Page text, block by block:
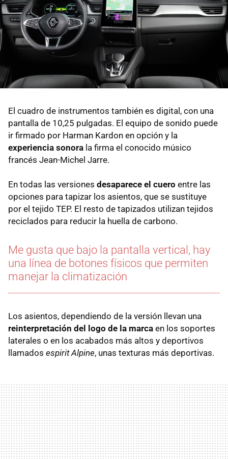
El cuadro de instrumentos también es digital, con una
pantalla de 10,25 pulgadas. El equipo de sonido puede
ir firmado por Harman Kardon en opción y la
experiencia sonora la firma el conocido músico
francés Jean-Michel Jarre.
En todas las versiones desaparece el cuero entre las
opciones para tapizar los asientos, que se sustituye
por el tejido TEP. El resto de tapizados utilizan tejidos
reciclados para reducir la huella de carbono.
Me gusta que bajo la pantalla vertical, hay
una línea de botones físicos que permiten
manejar la climatización
Los asientos, dependiendo de la versión llevan una
reinterpretación del logo de la marca en los soportes
laterales o en los acabados más altos y deportivos
llamados espirit Alpine, unas texturas más deportivas.